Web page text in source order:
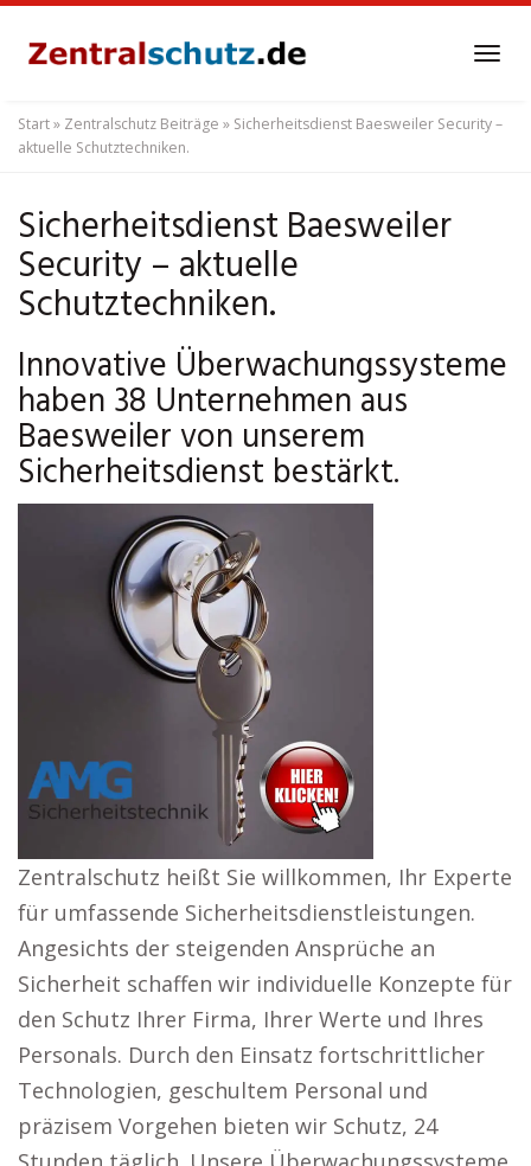
content
Start» Zentralschutz Beiträge » Sicherheitsdienst Baesweiler Security –
aktuelle Schutztechniken.
Sicherheitsdienst Baesweiler
Security – aktuelle
Schutztechniken.
Innovative Überwachungssysteme
haben 38 Unternehmen aus
Baesweiler von unserem
Sicherheitsdienst bestärkt.
Zentralschutz heißt Sie willkommen, Ihr Experte
für umfassende Sicherheitsdienstleistungen.
Angesichts der steigenden Ansprüche an
Sicherheit schaffen wir individuelle Konzepte für
den Schutz Ihrer Firma, Ihrer Werte und Ihres
Personals. Durch den Einsatz fortschrittlicher
Technologien, geschultem Personal und
präzisem Vorgehen bieten wir Schutz, 24